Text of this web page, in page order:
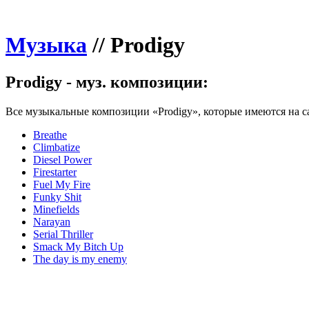
Музыка// Prodigy
Prodigy - муз. композиции:
Все музыкальные композиции «Prodigy», которые имеются на
Breathe
Climbatize
Diesel Power
Firestarter
Fuel My Fire
Funky Shit
Minefields
Narayan
Serial Thriller
Smack My Bitch Up
The day is my enemy